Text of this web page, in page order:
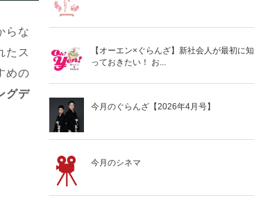
らな
たス
めの
グデ
【オーエン×ぐらんざ】新社会人が最初に知
っておきたい！ お...
今月のぐらんざ【2026年4月号】
今月のシネマ